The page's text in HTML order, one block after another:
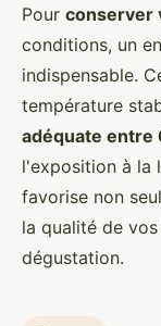
Pour conserver
conditions, un
indispensable.
température
adéquate entre
l'exposition à la
favorise non
la qualité de
dégustation.